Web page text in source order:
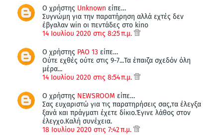
Ο χρήστης Unknown είπε…
Συγνώμη για την παρατήρηση αλλά εχτές δεν
έβγαλαν win οι πεντάδες στο kino
14 Ιουλίου 2020 στις 8:25 π.μ.
Ο χρήστης PAO 13 είπε…
Ούτε εχθές ούτε στις 9-7...Τα έπαιζα σχεδόν όλη
μέρα...
14 Ιουλίου 2020 στις 8:54 π.μ.
Ο χρήστης NEWSROOM είπε…
Σας ευχαριστώ για τις παρατηρήσεις σας,τα έλεγξα
ξανά και πράγματι έχετε δίκιο.Έγινε λάθος στον
έλεγχο.Καλή συνέχεια.
18 Ιουλίου 2020 στις 7:42 π.μ.